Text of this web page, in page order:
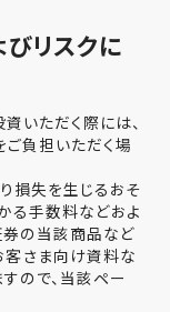
リスクに
いただく際には、
負担いただく場
損失を生じるおそ
る手数料などおよ
券の当該商品など
さま向け資料な
ので、当該ペー